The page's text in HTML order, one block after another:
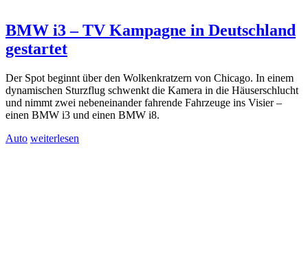
BMW i3 – TV Kampagne in Deutschland
gestartet
Der Spot beginnt über den Wolkenkratzern von Chicago. In einem
dynamischen Sturzflug schwenkt die Kamera in die Häuserschlucht
und nimmt zwei nebeneinander fahrende Fahrzeuge ins Visier –
einen BMW i3 und einen BMW i8.
Auto weiterlesen